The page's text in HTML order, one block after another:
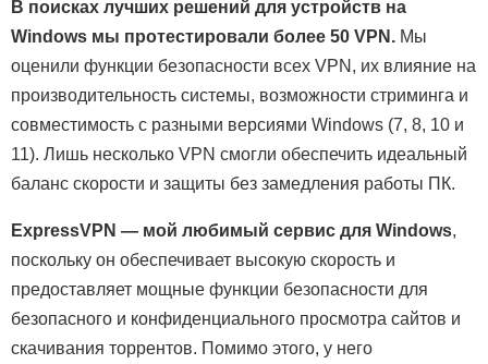
В поисках лучших решений для устройств на
Windows мы протестировали более 50 VPN. Мы
оценили функции безопасности всех VPN, их влияние на
производительность системы, возможности стриминга и
совместимость с разными версиями Windows (7, 8, 10 и
11). Лишь несколько VPN смогли обеспечить идеальный
баланс скорости и защиты без замедления работы ПК.
ExpressVPN — мой любимый сервис для Windows,
поскольку он обеспечивает высокую скорость и
предоставляет мощные функции безопасности для
безопасного и конфиденциального просмотра сайтов и
скачивания торрентов. Помимо этого, у него